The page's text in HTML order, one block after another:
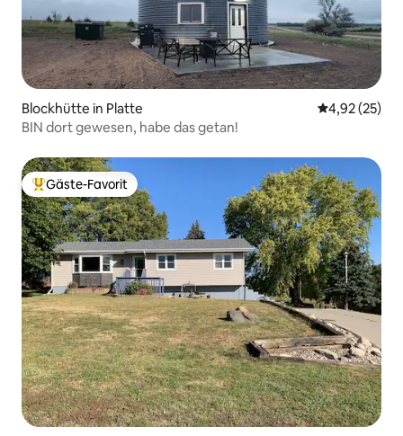
Blockhütte in Platte
4,92 (25)
BIN dort gewesen, habe das getan!
Beliebter Gäste-Favorit.
Gäste-Favorit